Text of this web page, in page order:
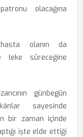
olacağına
olanın da
leke süreceğine
günbegün
sayesinde
bir zaman içinde
işte elde ettiği